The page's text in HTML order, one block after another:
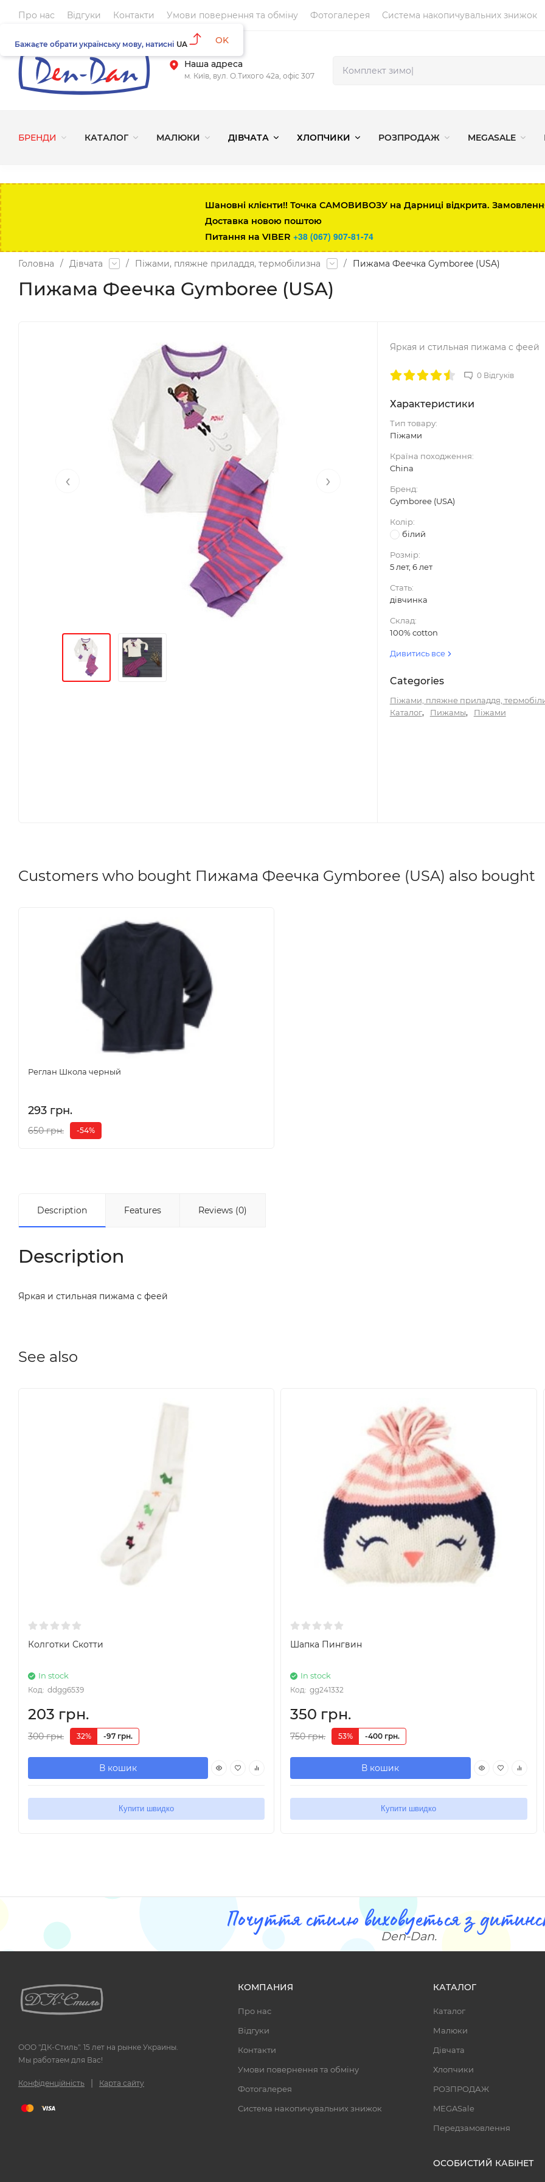
Про нас Відгуки Контакти Умови повернення та обміну Фотогалерея Система накопичувальних знижок
Наша адреса
м. Київ, вул. О.Тихого 42а, офіс 307
БРЕНДИ КАТАЛОГ МАЛЮКИ ДІВЧАТА ХЛОПЧИКИ РОЗПРОДАЖ MEGASALE
Шановні клієнти!! Точка САМОВИВОЗУ на Дарниці відкрита.
Доставка новою поштою
Питання на VIBER +38 (067) 907-81-74
Головна / Дівчата / Піжами, пляжне приладдя, термобілизна / Пижама Феечка Gymboree (USA)
Пижама Феечка Gymboree (USA)
‹ ›
Яркая и стильная пижама с феей
0 Відгуків
Характеристики
Тип товару:
Піжами
Країна походження:
China
Бренд:
Gymboree (USA)
Колір:
білий
Розмір:
5 лет, 6 лет
Стать:
дівчинка
Склад:
100% cotton
Дивитись все
Categories
Піжами, пляжне приладдя,
Каталог, Пижамы, Піжами
Customers who bought Пижама Феечка Gymboree (USA) also bought
Реглан Школа черный
293 грн.
650 грн. -54%
Description Features Reviews (0)
Description
Яркая и стильная пижама с феей
See also
Колготки Скотти
In stock
Код: ddgg6539
203 грн.
300 грн. 32% -97 грн.
В кошик
Купити швидко
Шапка Пингвин
In stock
Код: gg241332
350 грн.
750 грн. 53% -400 грн.
В кошик
Купити швидко
Почуття стилю виховуеться з
Den-Dan.
ООО "ДК-Стиль". 15 лет на рынке Украины.
Мы работаем для Вас!
Конфіденційність | Карта сайту
КОМПАНИЯ
Про нас
Відгуки
Контакти
Умови повернення та обміну
Фотогалерея
Система накопичувальних знижок
КАТАЛОГ
Каталог
Малюки
Дівчата
Хлопчики
РОЗПРОДАЖ
MEGASale
Передзамовлення
ОСОБИСТИЙ КАБІНЕТ
Бажаєте обрати українську мову, натисні UA OK